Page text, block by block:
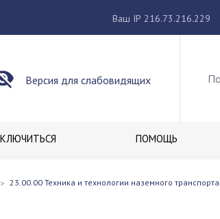
Ваш IP 216.73.216.229
Версия для слабовидящих
ПОМОЩЬ
23.00.00 Техника и технологии наземного транспорта